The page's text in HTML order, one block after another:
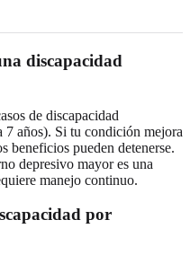
discapacidad
de discapacidad
7 años). Si tu condición mejora
beneficios pueden detenerse.
depresivo mayor es una
manejo continuo.
por